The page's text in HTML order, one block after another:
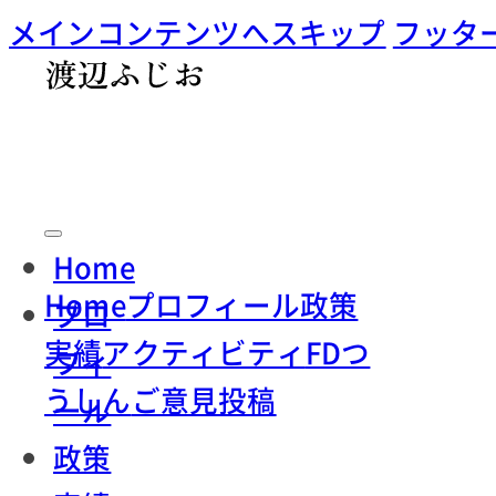
メインコンテンツへスキップ フッタ
Home
プロ
フィ
ール
政策
Homeプロフィール政策
実績アクティビティFDつ
うしんご意見投稿